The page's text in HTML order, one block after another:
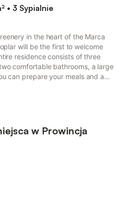
• 3 Sypialnie
in the heart of the Marca
will be the first to welcome
residence consists of three
comfortable bathrooms, a large
can prepare your meals and a
stay in total freedom and in a
sunbathe ...w Prowincja